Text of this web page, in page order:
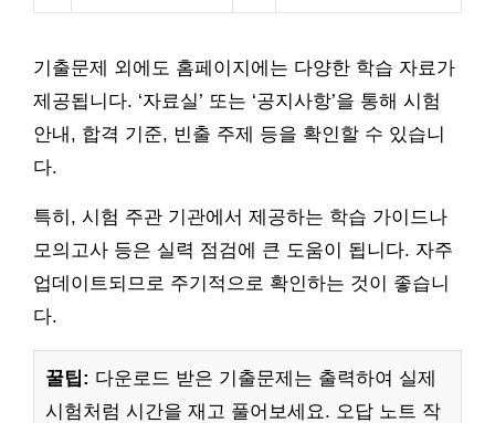
기출문제 외에도 홈페이지에는 다양한 학습 자료가
제공됩니다. ‘자료실’ 또는 ‘공지사항’을 통해 시험
안내, 합격 기준, 빈출 주제 등을 확인할 수 있습니
다.
특히, 시험 주관 기관에서 제공하는 학습 가이드나
모의고사 등은 실력 점검에 큰 도움이 됩니다. 자주
업데이트되므로 주기적으로 확인하는 것이 좋습니
다.
꿀팁: 다운로드 받은 기출문제는 출력하여 실제
시험처럼 시간을 재고 풀어보세요. 오답 노트 작